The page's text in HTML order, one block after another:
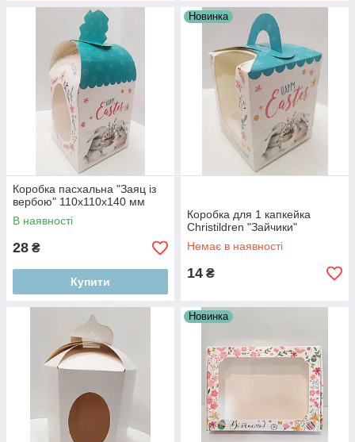
Коробка пасхальна "Заяц із
вербою" 110х110х140 мм
В наявності
28 ₴
Купити
Новинка
Коробка для 1 капкейка
Christildren "Зайчики"
Немає в наявності
14 ₴
Новинка